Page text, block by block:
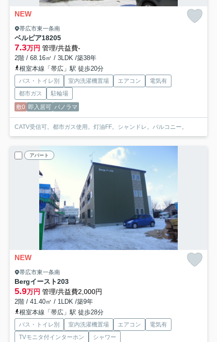
NEW
帯広市東一条南
ベルピア18205
7.3万円 管理/共益費-
2階 / 68.16㎡ / 3LDK /築38年
根室本線「帯広」駅 徒歩20分
バス・トイレ別 室内洗濯機置場 エアコン
電気有
都市ガス
駐輪場
敷0 即入居可 パノラマ
CATV受信可。都市ガス使用。灯油FF。シャンドレ。バルコニー。
アパート
NEW
帯広市東一条南
Bergイースト203
5.9万円 管理/共益費2,000円
2階 / 41.40㎡ / 1LDK /築9年
根室本線「帯広」駅 徒歩28分
バス・トイレ別 室内洗濯機置場 エアコン
電気有
TVモニタ付インターホン
シャワー